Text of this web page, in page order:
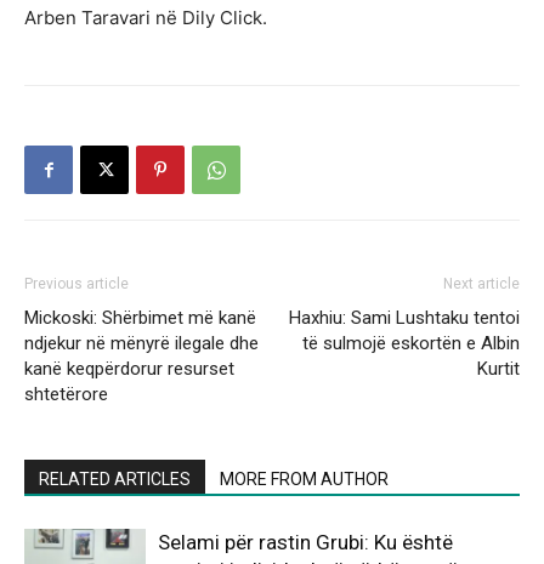
Arben Taravari në Dily Click.
Previous article
Mickoski: Shërbimet më kanë
ndjekur në mënyrë ilegale dhe
kanë keqpërdorur resurset
shtetërore
Next article
Haxhiu: Sami Lushtaku tentoi
të sulmojë eskortën e Albin
Kurtit
RELATED ARTICLES MORE FROM AUTHOR
Selami për rastin Grubi: Ku është